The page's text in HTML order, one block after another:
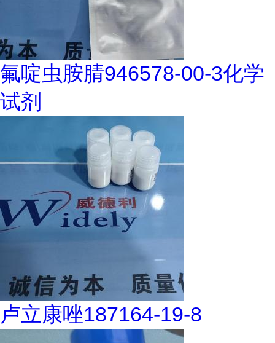
氟啶虫胺腈946578-00-3化学
试剂
卢立康唑187164-19-8